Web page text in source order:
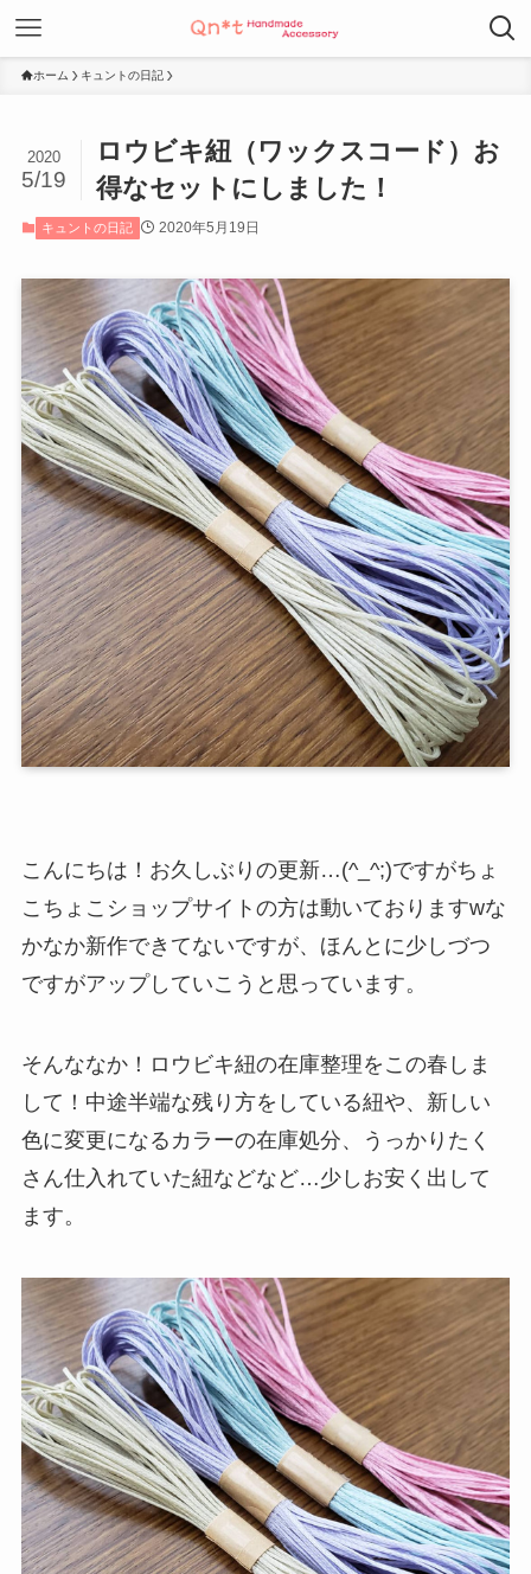
ホーム キュントの日記
ロウビキ紐（ワックスコード）お
得なセットにしました！
2020
5/19
キュントの日記 2020年5月19日
こんにちは！お久しぶりの更新…(^_^;)ですがちょ
こちょこショップサイトの方は動いておりますwな
かなか新作できてないですが、ほんとに少しづつ
ですがアップしていこうと思っています。
そんななか！ロウビキ紐の在庫整理をこの春しま
して！中途半端な残り方をしている紐や、新しい
色に変更になるカラーの在庫処分、うっかりたく
さん仕入れていた紐などなど…少しお安く出して
ます。